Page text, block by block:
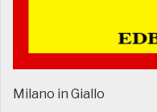
Milano in Giallo